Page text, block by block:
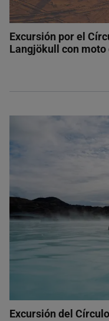
Excursión por el
Langjökull con moto
Excursión del